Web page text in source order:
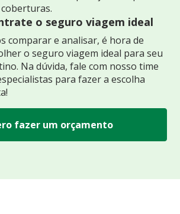
o seguro viagem ideal
comparar e analisar, é hora de
o seguro viagem ideal para seu
Na dúvida, fale com nosso time
para fazer a escolha
fazer um orçamento